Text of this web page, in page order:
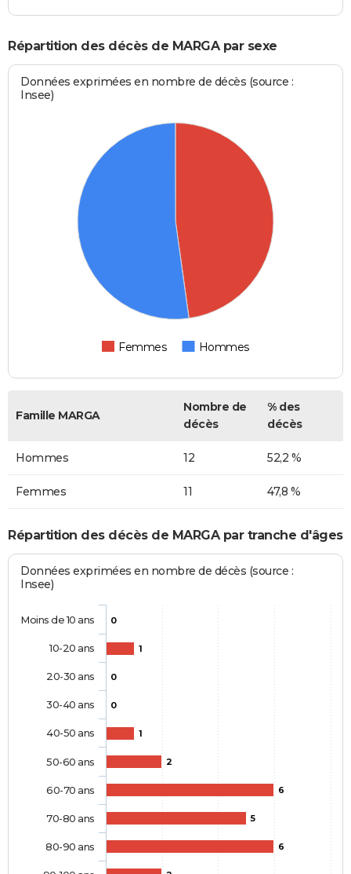
Répartition des décès de MARGA par sexe
Données exprimées en nombre de décès (source :
Insee)
Femmes Hommes
Famille MARGA
Nombre de
décès
% des
décès
Hommes 12 52,2 %
Femmes 11 47,8 %
Répartition des décès de MARGA par tranche d'âges
Données exprimées en nombre de décès (source :
Insee)
0
1
0
0
1
2
6
5
6
Moins de 10 ans
10-20 ans
20-30 ans
30-40 ans
40-50 ans
50-60 ans
60-70 ans
70-80 ans
80-90 ans